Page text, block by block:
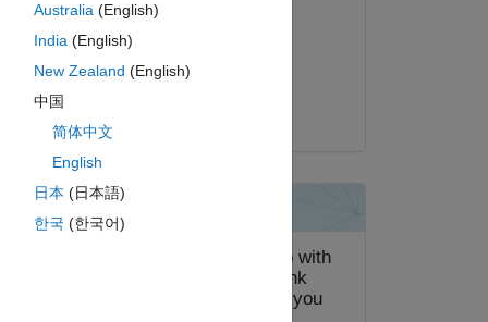
2020 年 1 月 16 日
回答済み:
Australia(English)
India(English)
New Zealand (English)
中国
简体中文
English
日本 (日本語)
한국 (한국어)